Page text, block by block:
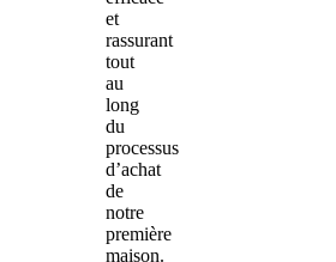
et
rassurant
tout
au
long
du
processus
d’achat
de
notre
première
maison.